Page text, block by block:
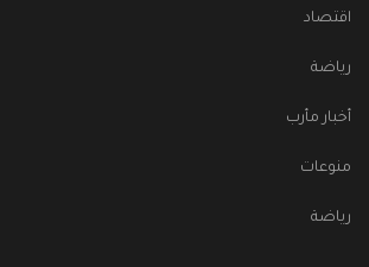
اقتصاد
رياضة
أخبار مأرب
منوعات
رياضة